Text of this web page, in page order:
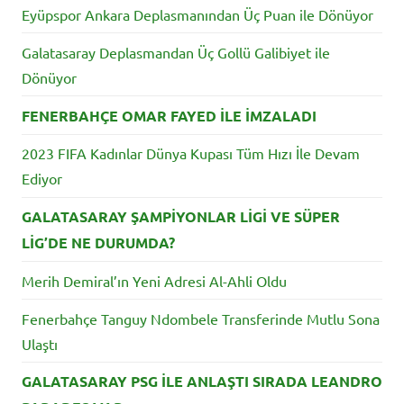
Eyüpspor Ankara Deplasmanından Üç Puan ile Dönüyor
Galatasaray Deplasmandan Üç Gollü Galibiyet ile
Dönüyor
FENERBAHÇE OMAR FAYED İLE İMZALADI
2023 FIFA Kadınlar Dünya Kupası Tüm Hızı İle Devam
Ediyor
GALATASARAY ŞAMPİYONLAR LİGİ VE SÜPER
LİG’DE NE DURUMDA?
Merih Demiral’ın Yeni Adresi Al-Ahli Oldu
Fenerbahçe Tanguy Ndombele Transferinde Mutlu Sona
Ulaştı
GALATASARAY PSG İLE ANLAŞTI SIRADA LEANDRO